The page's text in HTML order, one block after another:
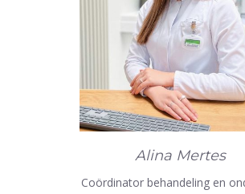
Alina Mertes
Coördinator behandeling en